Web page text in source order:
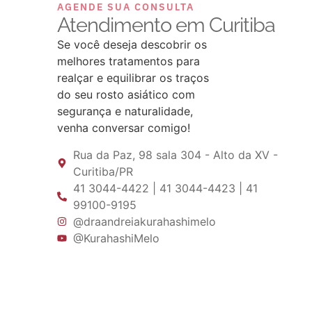
AGENDE SUA CONSULTA
Atendimento em Curitiba
Se você deseja descobrir os
melhores tratamentos para
realçar e equilibrar os traços
do seu rosto asiático com
segurança e naturalidade,
venha conversar comigo!
Rua da Paz, 98 sala 304 - Alto da XV -
Curitiba/PR
41 3044-4422 | 41 3044-4423 | 41
99100-9195
@draandreiakurahashimelo
@KurahashiMelo